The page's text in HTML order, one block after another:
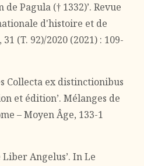
Pagula († 1332)’. Revue
d'histoire et de
(T. 92)/2020 (2021) : 109-
Collecta ex distinctionibus
et édition’. Mélanges de
– Moyen Âge, 133-1
Angelus’. In Le